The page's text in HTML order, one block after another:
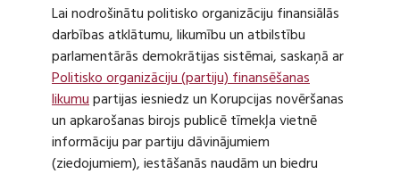
Lai nodrošinātu politisko organizāciju finansiālās
darbības atklātumu, likumību un atbilstību
parlamentārās demokrātijas sistēmai, saskaņā ar
Politisko organizāciju (partiju) finansēšanas
likumupartijas iesniedz un Korupcijas novēršanas
un apkarošanas birojs publicē tīmekļa vietnē
informāciju par partiju dāvinājumiem
(ziedojumiem), iestāšanās naudām un biedru